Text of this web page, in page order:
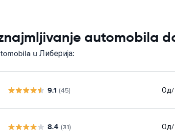
automobila
u Либерија:
9.1 (45) Од
8.4 (31) Од